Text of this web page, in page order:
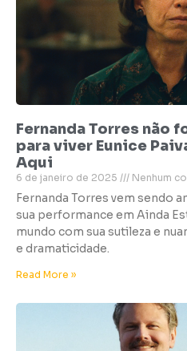
Fernanda Torres não
para viver Eunice
Aqui
6 de janeiro de 2025 Nenhum
Fernanda Torres vem sendo
sua performance em Ainda
mundo com sua sutileza e
e dramaticidade.
Read More »